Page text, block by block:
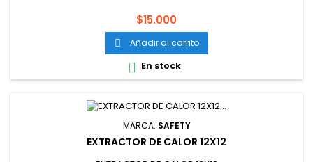
Precio
$15.000
 Añadir al carrito
 En stock
MARCA: SAFETY
EXTRACTOR DE CALOR 12X12